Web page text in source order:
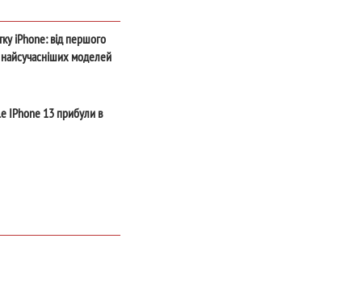
iPhone: від першого
моделей
IPhone 13 прибули в